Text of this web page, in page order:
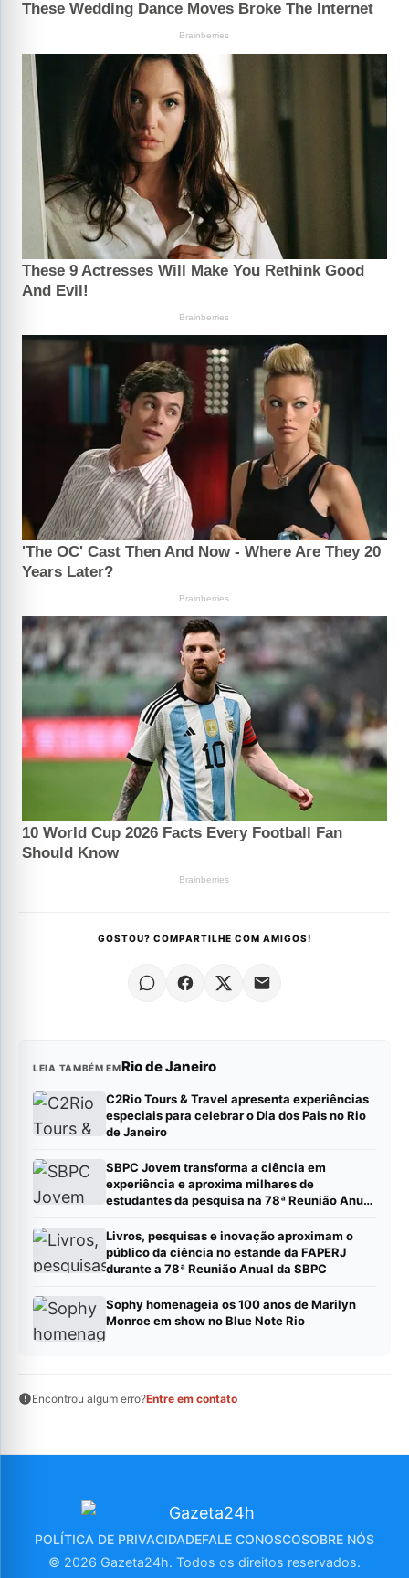
GOSTOU? COMPARTILHE COM AMIGOS!
LEIA TAMBÉM EMRio de Janeiro
C2Rio Tours & Travel apresenta experiências
especiais para celebrar o Dia dos Pais no Rio
de Janeiro
SBPC Jovem transforma a ciência em
experiência e aproxima milhares de
estudantes da pesquisa na 78ª Reunião Anual
Livros, pesquisas e inovação aproximam o
público da ciência no estande da FAPERJ
durante a 78ª Reunião Anual da SBPC
Sophy homenageia os 100 anos de Marilyn
Monroe em show no Blue Note Rio
Encontrou algum erro?Entre em contato
POLÍTICA DE PRIVACIDADEFALE CONOSCOSOBRE NÓS
© 2026 Gazeta24h. Todos os direitos reservados.